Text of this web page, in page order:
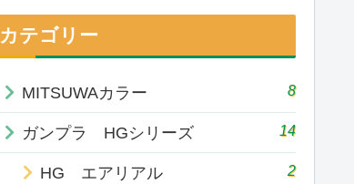
カテゴリー
MITSUWAカラー 8
ガンプラ HGシリーズ 14
HG エアリアル 2